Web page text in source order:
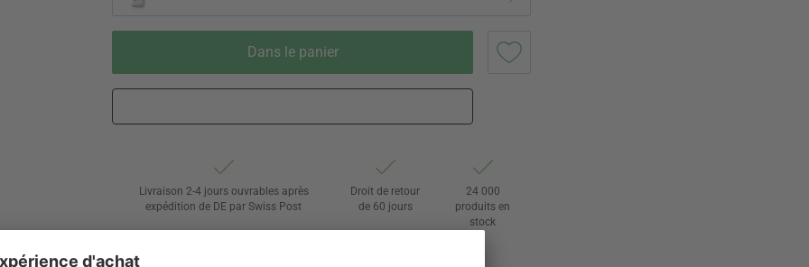
Dans le panier
Livraison 2-4 jours ouvrables après
expédition de DE par Swiss Post
Droit de retour
de 60 jours
24 000
produits en
stock